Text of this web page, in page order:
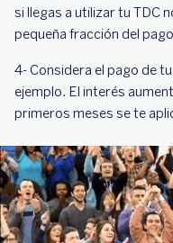
si llegas a utilizar tu TDC
pequeña fracción del
4- Considera el pago de
ejemplo. El interés
primeros meses se te